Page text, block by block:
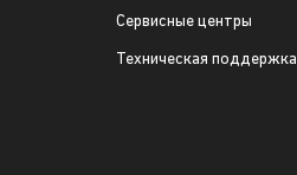
Сервисные центры
Техническая поддержка